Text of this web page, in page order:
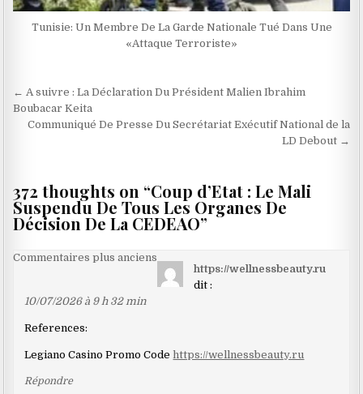
Tunisie: Un Membre De La Garde Nationale Tué Dans Une
«Attaque Terroriste»
Navigation
de
l’article
← A suivre : La Déclaration Du Président Malien Ibrahim
Boubacar Keita
Communiqué De Presse Du Secrétariat Exécutif National de la
LD Debout →
372 thoughts on “Coup d’Etat : Le Mali
Suspendu De Tous Les Organes De
Décision De La CEDEAO”
Navigation
les
commentaires
Commentaires plus anciens
https://wellnessbeauty.ru
dit :
10/07/2026 à 9 h 32 min
References:
Legiano Casino Promo Code https://wellnessbeauty.ru
Répondre